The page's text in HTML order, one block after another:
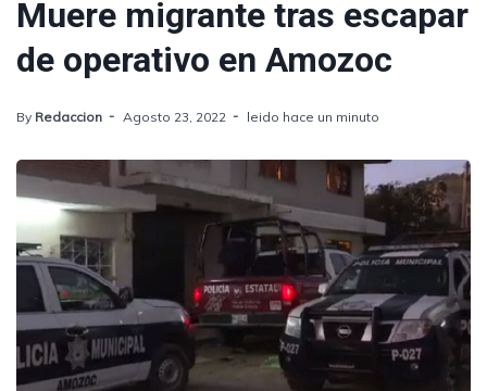
Muere migrante tras escapar
de operativo en Amozoc
By Redaccion Agosto 23, 2022 leido hace un minuto